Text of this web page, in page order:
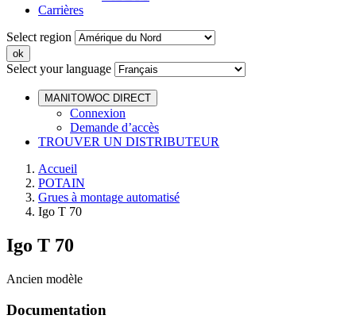
Carrières
Select region
Select your language
MANITOWOC DIRECT
Connexion
Demande d’accès
TROUVER UN DISTRIBUTEUR
Accueil
POTAIN
Grues à montage automatisé
Igo T 70
Igo T 70
Ancien modèle
Documentation